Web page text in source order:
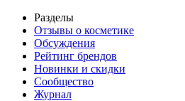
Разделы
Отзывы о косметике
Обсуждения
Рейтинг брендов
Новинки и скидки
Сообщество
Журнал